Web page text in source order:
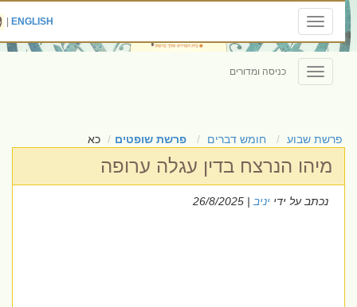
Toggle
navigation
ENGLISH
|
Toggle
navigation
כניסה ומדורים
פרשת שבוע חומש דברים פרשת שופטים כא
מיהו הנרצח בדין עגלה ערופה
נכתב על ידייניב| 26/8/2025